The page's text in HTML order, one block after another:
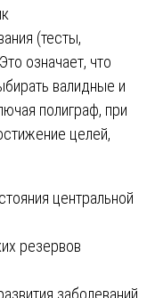
(тесты,
означает, что
валидные и
полиграф, при
целей,
центральной
резервов
заболеваний.